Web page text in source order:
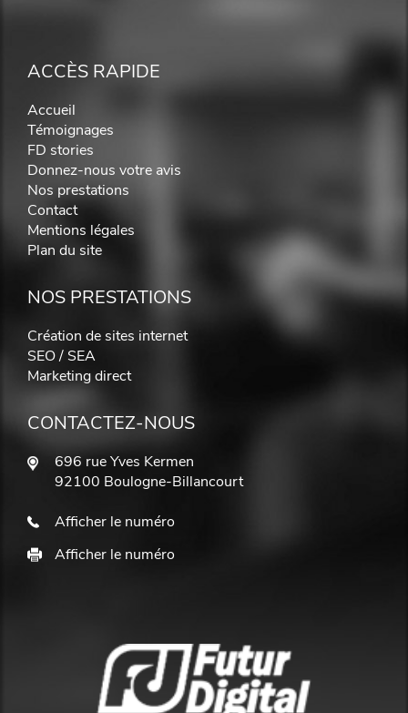
ACCÈS RAPIDE
Accueil
Témoignages
FD stories
Donnez-nous votre avis
Nos prestations
Contact
Mentions légales
Plan du site
NOS PRESTATIONS
Création de sites internet
SEO / SEA
Marketing direct
CONTACTEZ-NOUS
696 rue Yves Kermen
92100 Boulogne-Billancourt
Afficher le numéro
Afficher le numéro